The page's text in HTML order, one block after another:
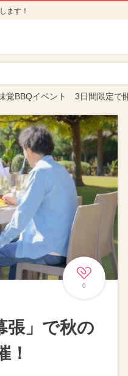
ます！
覚BBQイベント 3日間限定で
0
張」で秋の
！